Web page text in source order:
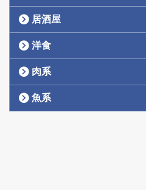
居酒屋
洋食
肉系
魚系